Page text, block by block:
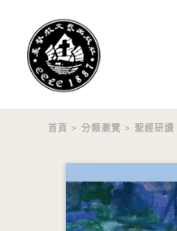
首頁 > 分類瀏覽 > 聖經研讀